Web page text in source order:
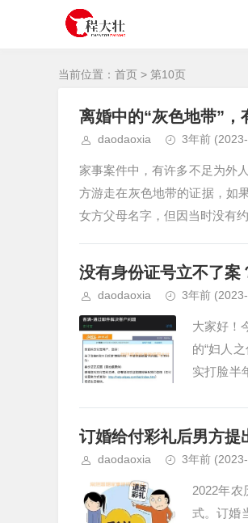
当前位置： 首页 > 第10页
离婚中的“灰色地带”，
daodaoxia 3年前
家事案件中，有许多不足为外
方游走在灰色地带的证据，如
女方父母名字，但因当时没有
没有身份证号立不了案
daodaoxia 3年前
大家好！
的“妇人
实打脸半
订婚给付彩礼后男方提
daodaoxia 3年前
2022年
式。订婚